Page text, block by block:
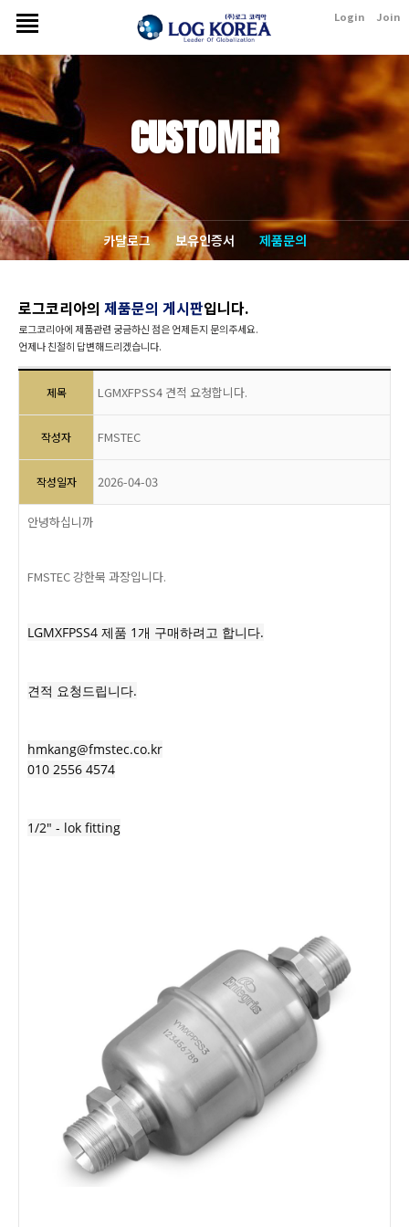
Login Join
CUSTOMER
카달로그 보유인증서 제품문의
로그코리아의 제품문의 게시판입니다.
로그코리아에 제품관련 궁금하신 점은 언제든지 문의주세요.
언제나 친절히 답변해드리겠습니다.
제목 LGMXFPSS4 견적 요청합니다.
작성자 FMSTEC
작성일자 2026-04-03
안녕하십니까
FMSTEC 강한묵 과장입니다.
LGMXFPSS4 제품 1개 구매하려고 합니다.
견적 요청드립니다.
hmkang@fmstec.co.kr
010 2556 4574
1/2" - lok fitting